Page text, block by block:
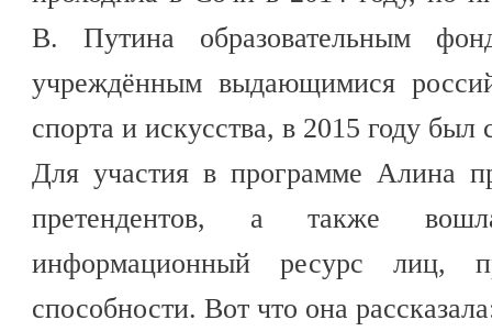
В. Путина образовательным
учреждённым выдающимися
спорта и искусства, в 2015 году
Для участия в программе Алина
претендентов, а также
информационный ресурс лиц,
способности. Вот что она